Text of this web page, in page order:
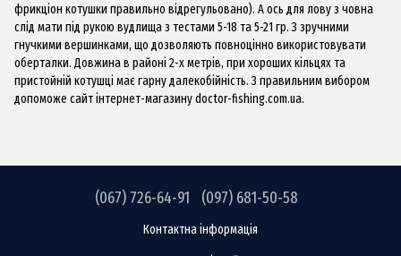
фрикціон котушки правильно відрегульовано). А ось для лову з човна
слід мати під рукою вудлища з тестами 5-18 та 5-21 гр. З зручними
гнучкими вершинками, що дозволяють повноцінно використовувати
оберталки. Довжина в районі 2-х метрів, при хороших кільцях та
пристойній котушці має гарну далекобійність. З правильним вибором
допоможе сайт інтернет-магазинуdoctor-fishing.сom.ua.
(067) 726-64-91 (097) 681-50-58
Контактна інформація